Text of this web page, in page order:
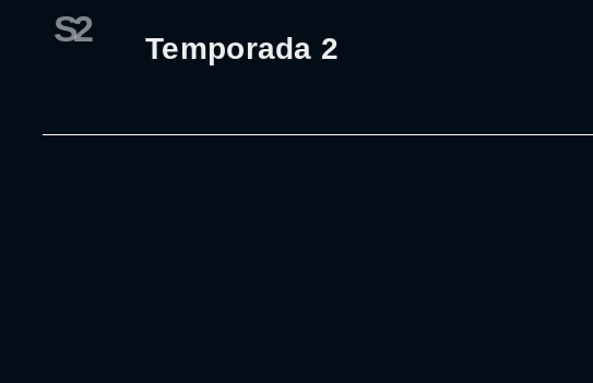
S2 Temporada 2